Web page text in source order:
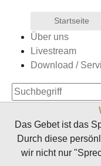
Startseite
Über uns
Livestream
Download /
anderes
Das Gebet ist das
Durch diese
wir nicht nur